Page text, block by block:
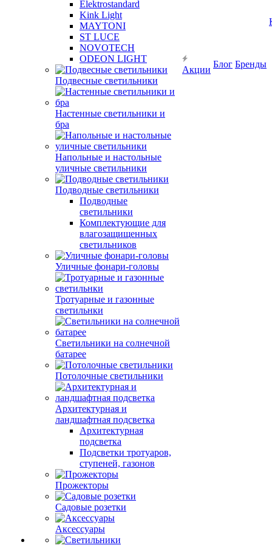
Elektrostandard
Kink Light
MAYTONI
ST LUCE
NOVOTECH
ODEON LIGHT
Подвесные светильники
Настенные светильники и
бра
Напольные и настольные
уличные светильники
Подводные светильники
Подводные
светильники
Комплектующие для
влагозащищенных
светильников
Уличные фонари-головы
Тротуарные и газонные
светильнки
Светильники на солнечной
батарее
Потолочные светильники
Архитектурная и
ландшафтная подсветка
Архитектурная
подсветка
Подсветки тротуаров,
ступеней, газонов
Прожекторы
Садовые розетки
Аксессуары
Акции
Блог Бренды